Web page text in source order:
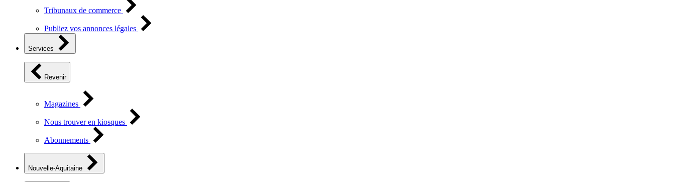
Tribunaux de commerce
Publiez vos annonces légales
Services
Revenir
Magazines
Nous trouver en kiosques
Abonnements
Nouvelle-Aquitaine